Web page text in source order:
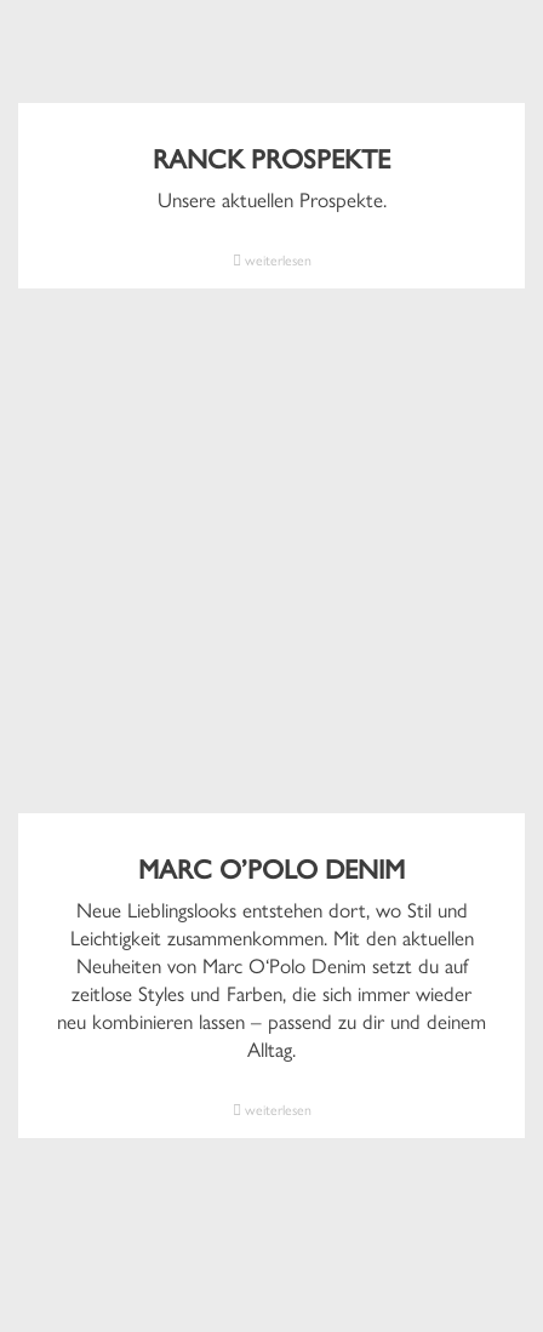
RANCK PROSPEKTE
Unsere aktuellen Prospekte.
weiterlesen
MARC O’POLO DENIM
Neue Lieblingslooks entstehen dort, wo Stil und
Leichtigkeit zusammenkommen. Mit den aktuellen
Neuheiten von Marc O‘Polo Denim setzt du auf
zeitlose Styles und Farben, die sich immer wieder
neu kombinieren lassen – passend zu dir und deinem
Alltag.
weiterlesen